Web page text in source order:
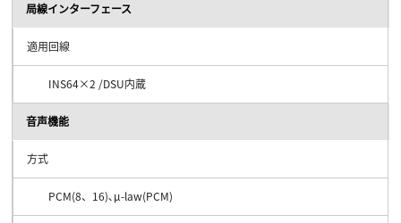
局線インターフェース
適用回線
INS64×2 /DSU内蔵
音声機能
方式
PCM(8、16)､μ-law(PCM)